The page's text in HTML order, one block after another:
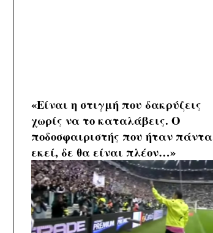
«Είναι η στιγμή που δακρύζεις
χωρίς να το καταλάβεις. Ο
ποδοσφαιριστής που ήταν πάντα
εκεί, δε θα είναι πλέον…»